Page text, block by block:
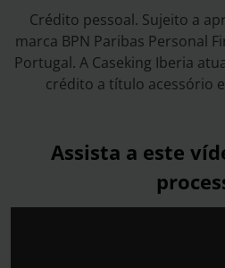
Crédito pessoal. Sujeito a
marca BPN Paribas Personal
Portugal. A Caseking Iberia
crédito a título acessório
Assista a este